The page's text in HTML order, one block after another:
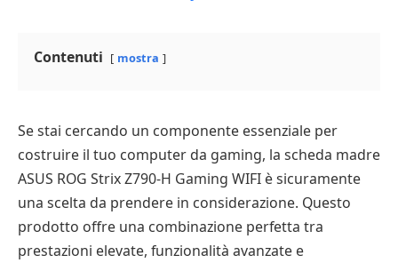
Contenuti mostra
Se stai cercando un componente essenziale per
costruire il tuo computer da gaming, la scheda madre
ASUS ROG Strix Z790-H Gaming WIFI è sicuramente
una scelta da prendere in considerazione. Questo
prodotto offre una combinazione perfetta tra
prestazioni elevate, funzionalità avanzate e